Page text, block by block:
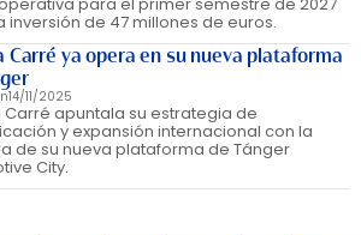
inversión de 47 millones de euros.
Carré ya opera en su nueva plataforma
14/11/2025
Carré apuntala su estrategia de
y expansión internacional con la
de su nueva plataforma de Tánger
City.